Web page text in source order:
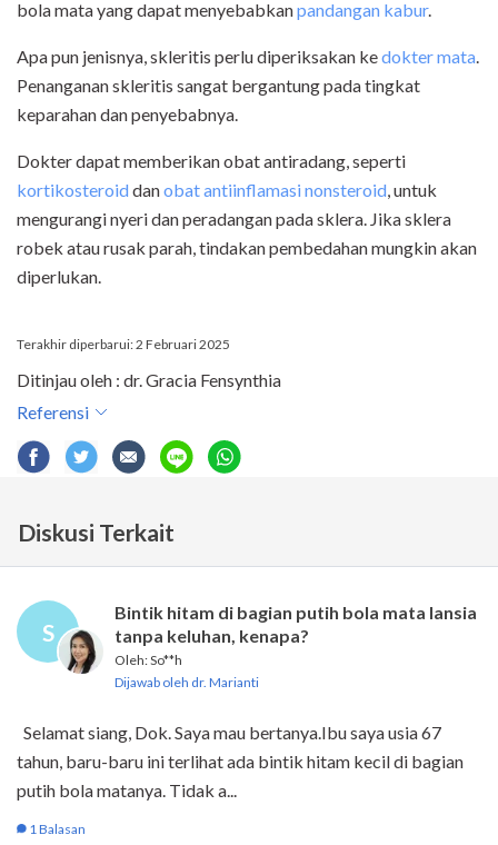
bola mata yang dapat menyebabkanpandangan kabur.
Apa pun jenisnya, skleritis perlu diperiksakan kedokter mata.
Penanganan skleritis sangat bergantung pada tingkat
keparahan dan penyebabnya.
Dokter dapat memberikan obat antiradang, seperti
kortikosteroiddanobat antiinflamasi nonsteroid, untuk
mengurangi nyeri dan peradangan pada sklera. Jika sklera
robek atau rusak parah, tindakan pembedahan mungkin akan
diperlukan.
Terakhir diperbarui: 2 Februari 2025